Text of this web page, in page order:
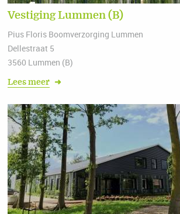
Vestiging Lummen (B)
Pius Floris Boomverzorging Lummen
Dellestraat 5
3560 Lummen (B)
Lees meer ➜